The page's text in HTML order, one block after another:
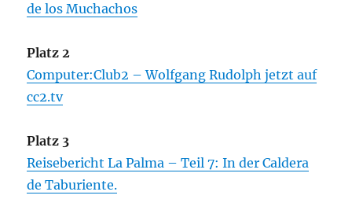
de los Muchachos
Platz 2
Computer:Club2 – Wolfgang Rudolph jetzt auf
cc2.tv
Platz 3
Reisebericht La Palma – Teil 7: In der Caldera
de Taburiente.